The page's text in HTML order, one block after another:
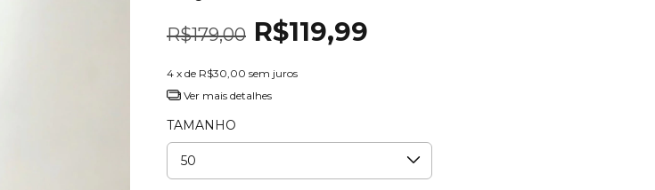
R$179,00 R$119,99
4 x de R$30,00 sem juros
Ver mais detalhes
TAMANHO